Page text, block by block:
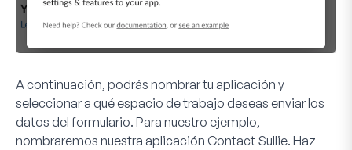
A continuación, podrás nombrar tu aplicación y
seleccionar a qué espacio de trabajo deseas enviar los
datos del formulario. Para nuestro ejemplo,
nombraremos nuestra aplicación Contact Sullie. Haz